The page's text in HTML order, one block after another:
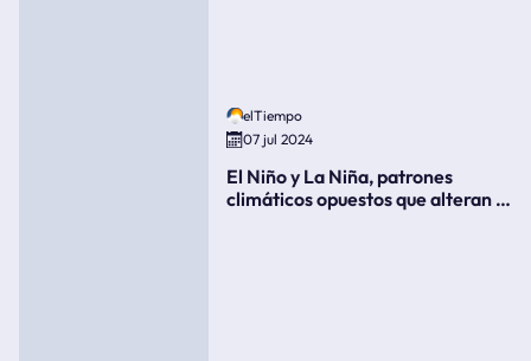
elTiempo
07 jul 2024
El Niño y La Niña, patrones
climáticos opuestos que alteran la